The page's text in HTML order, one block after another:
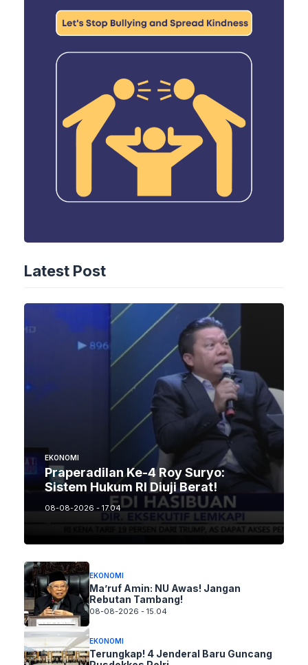
Latest Post
EKONOMI
Praperadilan Ke-4 Roy Suryo:
Sistem Hukum RI Diuji Berat!
08-08-2026 - 17.04
EKONOMI
Ma’ruf Amin: NU Awas! Jangan
Rebutan Tambang!
08-08-2026 - 15.04
EKONOMI
Terungkap! 4 Jenderal Baru Guncang